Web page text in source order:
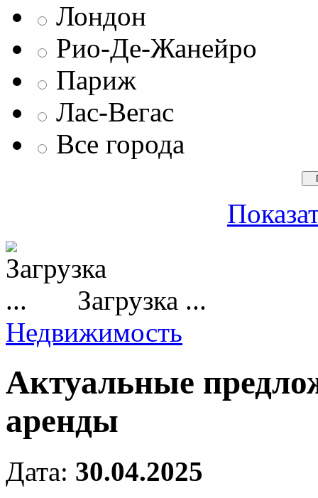
Лондон
Рио-Де-Жанейро
Париж
Лас-Вегас
Все города
Загрузка ...
Недвижимость
Актуальные
аренды
Дата: 30.04.2025